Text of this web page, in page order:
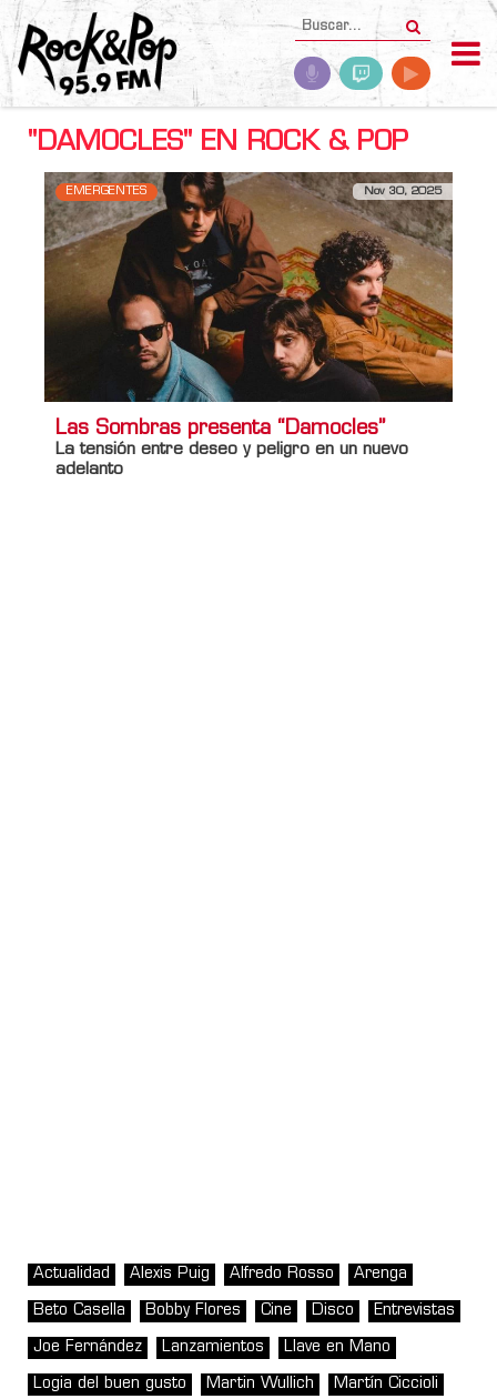
"DAMOCLES" EN ROCK & POP
EMERGENTES Nov 30, 2025
Las Sombras presenta “Damocles”
La tensión entre deseo y peligro en un nuevo
adelanto
Actualidad Alexis Puig Alfredo Rosso Arenga
Beto Casella Bobby Flores Cine Disco Entrevistas
Joe Fernández Lanzamientos Llave en Mano
Logia del buen gusto Martin Wullich Martín Ciccioli